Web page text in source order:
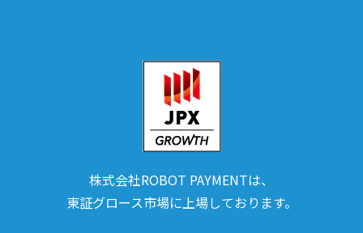
株式会社ROBOT PAYMENTは、
東証グロース市場に上場しております。